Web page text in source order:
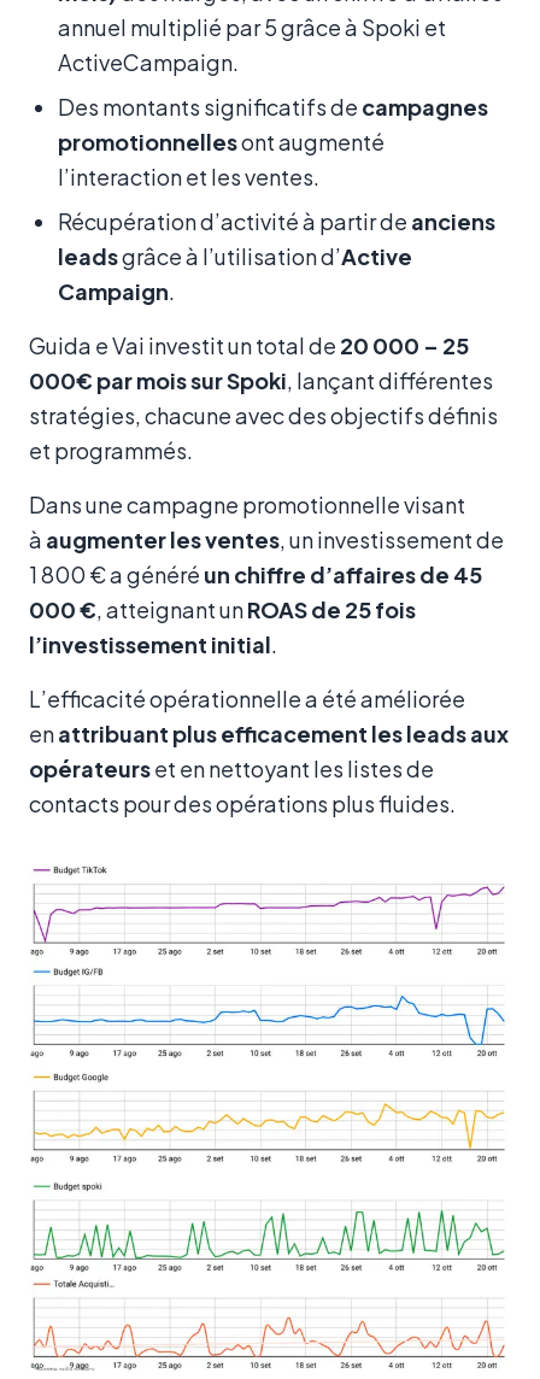
annuel multiplié par 5 grâce à Spoki et
ActiveCampaign.
Des montants significatifs de campagnes
promotionnellesont augmenté
l’interaction et les ventes.
Récupération d’activité à partir de anciens
leadsgrâce à l’utilisation d’Active
Campaign.
Guida e Vai investit un total de 20 000 – 25
000€ par mois sur Spoki, lançant différentes
stratégies, chacune avec des objectifs définis
et programmés.
Dans une campagne promotionnelle visant
à augmenter les ventes, un investissement de
1 800 € a généré un chiffre d’affaires de 45
000 €, atteignant unROAS de 25 fois
l’investissement initial.
L’efficacité opérationnelle a été améliorée
enattribuant plus efficacement les leads aux
opérateurset en nettoyant les listes de
contacts pour des opérations plus fluides.